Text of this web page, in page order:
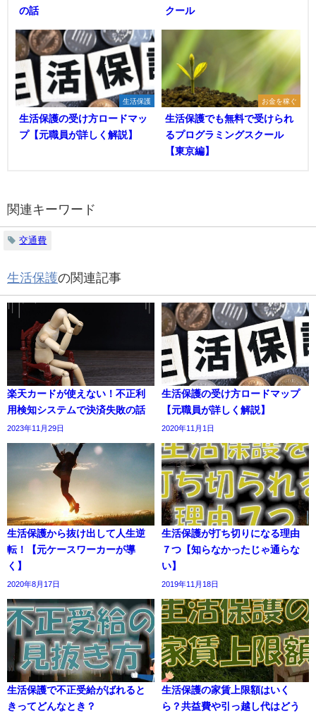
の話
クール
生活保護
生活保護の受け方ロードマッ
プ【元職員が詳しく解説】
お金を稼ぐ
生活保護でも無料で受けられ
るプログラミングスクール
【東京編】
関連キーワード
交通費
生活保護の関連記事
楽天カードが使えない！不正利
用検知システムで決済失敗の話
2023年11月29日
生活保護の受け方ロードマップ
【元職員が詳しく解説】
2020年11月1日
生活保護から抜け出して人生逆
転！【元ケースワーカーが導
く】
2020年8月17日
生活保護が打ち切りになる理由
７つ【知らなかったじゃ通らな
い】
2019年11月18日
生活保護で不正受給がばれると
きってどんなとき？
生活保護の家賃上限額はいく
ら？共益費や引っ越し代はどう